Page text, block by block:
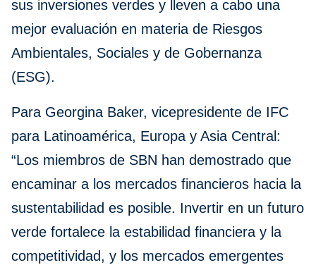
sus inversiones verdes y lleven a cabo una
mejor evaluación en materia de Riesgos
Ambientales, Sociales y de Gobernanza
(ESG).
Para Georgina Baker, vicepresidente de IFC
para Latinoamérica, Europa y Asia Central:
“Los miembros de SBN han demostrado que
encaminar a los mercados financieros hacia la
sustentabilidad es posible. Invertir en un futuro
verde fortalece la estabilidad financiera y la
competitividad, y los mercados emergentes